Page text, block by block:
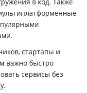
стартапы и
важно быстро
сервисы без